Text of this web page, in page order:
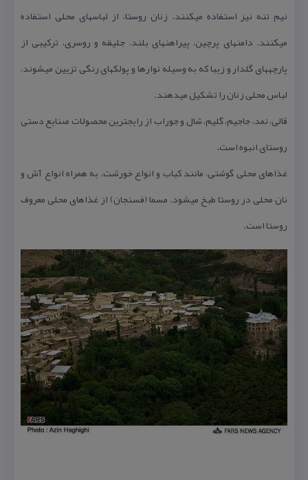
نیم تنه نیز استفاده می‏كنند. زنان روستا، از لباس‏های محلی استفاده
می‏كنند. دامن‏های پرچین، پیراهن‏های بلند، جلیقه و روسری، تركیبی از
پارچه‏های گلدار و زیبا كه به وسیله نوارها و پولك‏های رنگی تزیین می‏شوند،
لباس محلی زنان را تشكیل می‏دهند.
قالی، نمد، جاجیم، گلیم، شال و جوراب از رایج‏ترین محصولات صنایع دستی
روستای انبوه است.
غذاهای محلی گوشتی، مانند كباب و انواع خورشت، به همراه انواع آش و
نان محلی در روستا طبخ می‏شود. مسما (فسنجان) از غذاهای محلی معروف
روستا است.